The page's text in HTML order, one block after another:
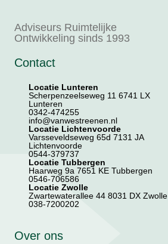
Adviseurs Ruimtelijke
Ontwikkeling sinds 1993
Contact
Locatie Lunteren
Scherpenzeelseweg 11 6741 LX
Lunteren
0342-474255
info@vanwestreenen.nl
Locatie Lichtenvoorde
Varsseveldseweg 65d 7131 JA
Lichtenvoorde
0544-379737
Locatie Tubbergen
Haarweg 9a 7651 KE Tubbergen
0546-706586
Locatie Zwolle
Zwartewaterallee 44 8031 DX Zwolle
038-7200202
Over ons